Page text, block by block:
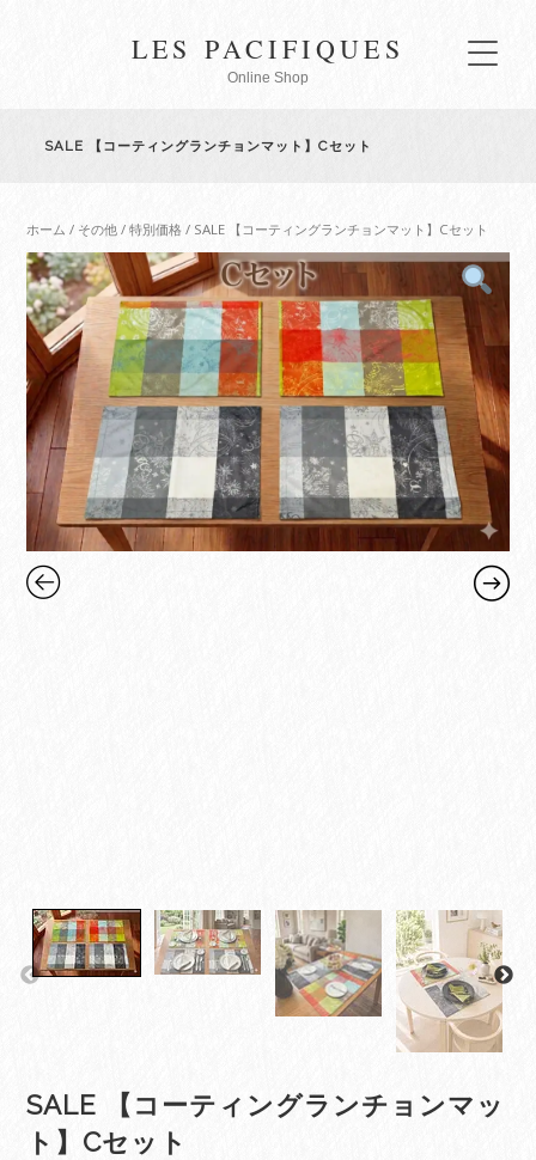
LES PACIFIQUES
Online Shop
SALE 【コーティングランチョンマット】Cセット
ホーム / その他 /特別価格 / SALE 【コーティングランチョンマット】Cセット
SALE 【コーティングランチョンマッ
ト】Cセット